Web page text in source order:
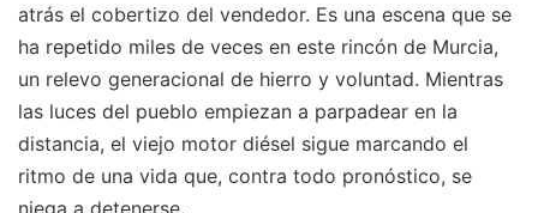
atrás el cobertizo del vendedor. Es una escena que se
ha repetido miles de veces en este rincón de Murcia,
un relevo generacional de hierro y voluntad. Mientras
las luces del pueblo empiezan a parpadear en la
distancia, el viejo motor diésel sigue marcando el
ritmo de una vida que, contra todo pronóstico, se